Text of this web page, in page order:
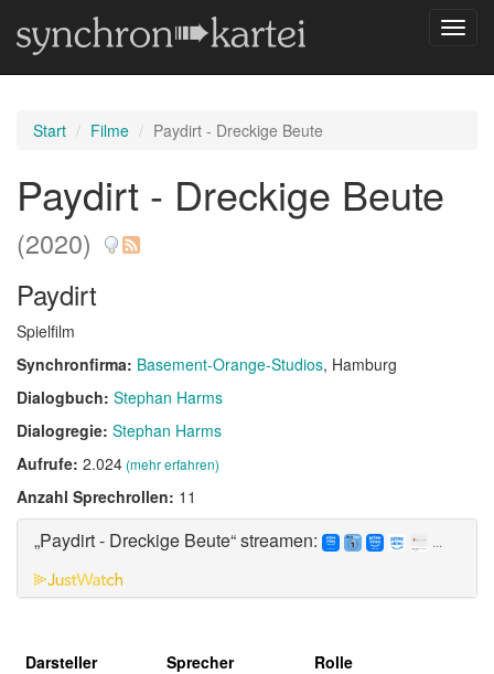
Start Filme Paydirt - Dreckige Beute
Paydirt - Dreckige Beute
(2020)
Paydirt
Spielfilm
Synchronfirma: Basement-Orange-Studios, Hamburg
Dialogbuch: Stephan Harms
Dialogregie: Stephan Harms
Aufrufe: 2.024(mehr erfahren)
Anzahl Sprechrollen: 11
„Paydirt - Dreckige Beute“ streamen: ...
Darsteller Sprecher
Rolle